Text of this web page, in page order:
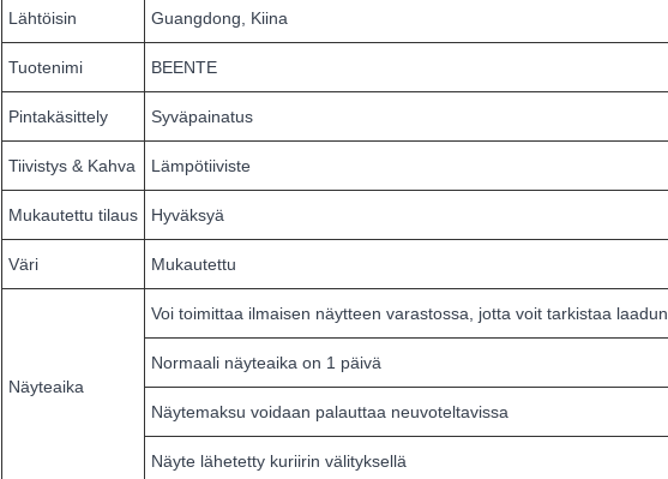
Lähtöisin Guangdong, Kiina
Tuotenimi BEENTE
Pintakäsittely Syväpainatus
Tiivistys & Kahva Lämpötiiviste
Mukautettu tilaus Hyväksyä
Väri Mukautettu
Näyteaika
Voi toimittaa ilmaisen näytteen varastossa, jotta voit tarkistaa laadun
Normaali näyteaika on 1 päivä
Näytemaksu voidaan palauttaa neuvoteltavissa
Näyte lähetetty kuriirin välityksellä